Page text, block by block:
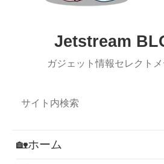
Jetstream
ガジェット情報セレクト
🏡ホーム